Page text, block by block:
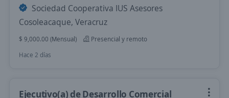
Sociedad Cooperativa IUS Asesores
Cosoleacaque, Veracruz
$ 9,000.00 (Mensual)
Presencial y remoto
Hace 2 días
Ejecutivo(a) de Desarrollo Comercial